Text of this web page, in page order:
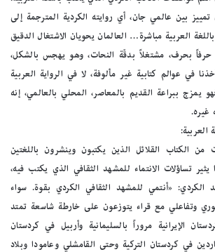
بين عالمي جان، أي روايته الكردية المترجمة إلى
باللغة العربية مباشرة… العالمان يحويان الاشتغال الدقيق
حرفاً بحرف، مشتغلاً بدقّة النحات، وهو يهجس بالشكل،
في عوالم كتابية غير مألوفة، لا في الرواية العربية
يمزج ببراعة القديم بالمعاصر، المحلي بالعالمي، إنه
غيره.
العربية:
الكتاب القلائل الذين يكتبون وينشرون باللغتين
يثير تساؤلات الانتماء للمشهد الثقافي الذي يكتب فيه،
«أنتمي للمشهد الثقافي الكردي بقوة. سواء
وتفاعلي مع قراء يتوزعون على خارطة شاسعة تمتد
الإيرانية مروراً بالسليمانية وأربيل في كردستان
في كردستان التركية وحتى القامشلي وعامودا وبلاد